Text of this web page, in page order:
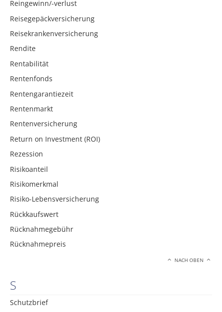
Reingewinn/-verlust
Reisegepäckversicherung
Reisekrankenversicherung
Rendite
Rentabilität
Rentenfonds
Rentengarantiezeit
Rentenmarkt
Rentenversicherung
Return on Investment (ROI)
Rezession
Risikoanteil
Risikomerkmal
Risiko-Lebensversicherung
Rückkaufswert
Rücknahmegebühr
Rücknahmepreis
NACH OBEN
S
Schutzbrief